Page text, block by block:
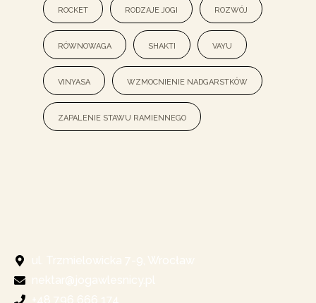
rocket rodzaje jogi rozwój
równowaga shakti vayu
vinyasa wzmocnienie nadgarstków
zapalenie stawu ramiennego